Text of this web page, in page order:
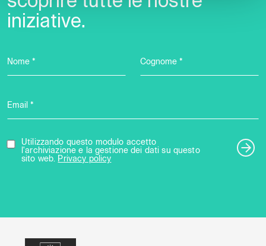
iniziative.
Nome * Cognome *
Email *
Utilizzando questo modulo accetto
l'archiviazione e la gestione dei dati su questo
sito web. Privacy policy